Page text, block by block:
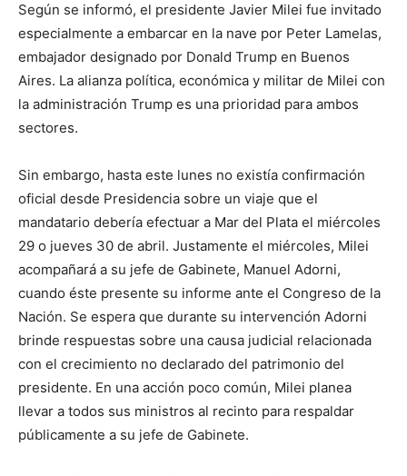
Según se informó, el presidente Javier Milei fue invitado
especialmente a embarcar en la nave por Peter Lamelas,
embajador designado por Donald Trump en Buenos
Aires. La alianza política, económica y militar de Milei con
la administración Trump es una prioridad para ambos
sectores.
Sin embargo, hasta este lunes no existía confirmación
oficial desde Presidencia sobre un viaje que el
mandatario debería efectuar a Mar del Plata el miércoles
29 o jueves 30 de abril. Justamente el miércoles, Milei
acompañará a su jefe de Gabinete, Manuel Adorni,
cuando éste presente su informe ante el Congreso de la
Nación. Se espera que durante su intervención Adorni
brinde respuestas sobre una causa judicial relacionada
con el crecimiento no declarado del patrimonio del
presidente. En una acción poco común, Milei planea
llevar a todos sus ministros al recinto para respaldar
públicamente a su jefe de Gabinete.